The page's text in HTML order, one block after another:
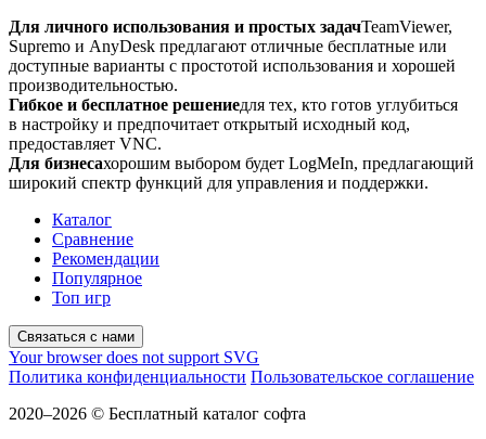
Для личного использования и простых задачTeamViewer,
Supremo и AnyDesk предлагают отличные бесплатные или
доступные варианты с простотой использования и хорошей
производительностью.
Гибкое и бесплатное решениедля тех, кто готов углубиться
в настройку и предпочитает открытый исходный код,
предоставляет VNC.
Для бизнесахорошим выбором будет LogMeIn, предлагающий
широкий спектр функций для управления и поддержки.
Каталог
Сравнение
Рекомендации
Популярное
Топ игр
Связаться с нами
Your browser does not support SVG
Политика конфиденциальности Пользовательское соглашение
2020–2026 © Бесплатный каталог софта